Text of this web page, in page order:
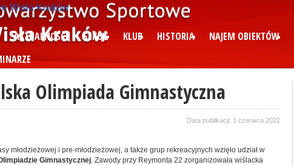
AKTUALNOŚCI SEKCJE KLUB HISTORIA NAJEM OBIEKTÓW
Olimpiada Gimnastyczna
Data publikacji: 1 czerwca 2022
młodzieżowej i pre-młodzieżowej, a także grup rekreacyjnych wzięło udział w
Gimnastycznej. Zawody przy Reymonta 22 zorganizowała wiślacka